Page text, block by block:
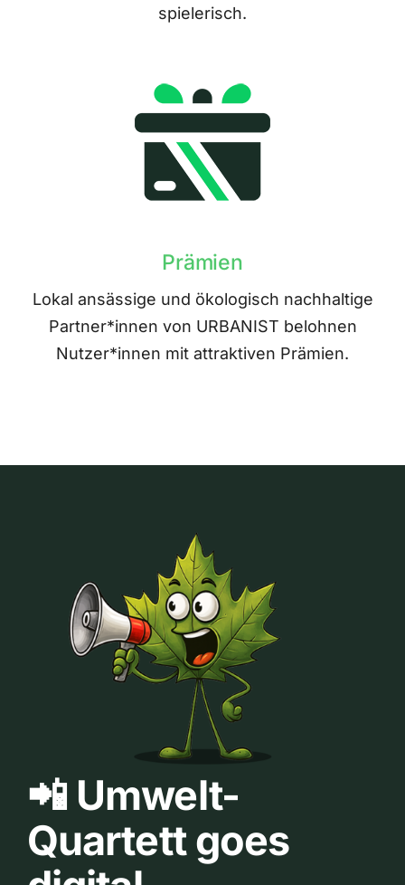
spielerisch.
Prämien
Lokal ansässige und ökologisch nachhaltige
Partner*innen von URBANIST belohnen
Nutzer*innen mit attraktiven Prämien.
📲 Umwelt-
Quartett goes